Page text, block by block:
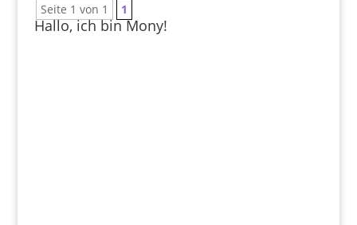
Seite 1 von 1 1
Hallo, ich bin Mony!